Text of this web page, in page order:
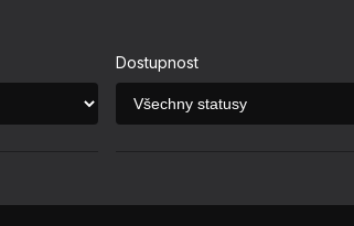
Dostupnost